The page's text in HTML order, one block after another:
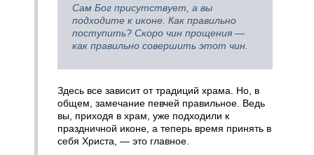
Сам Бог присутствует, а вы
подходите к иконе. Как правильно
поступить? Скоро чин прощения —
как правильно совершить этот чин.
Здесь все зависит от традиций храма. Но, в
общем, замечание певчей правильное. Ведь
вы, приходя в храм, уже подходили к
праздничной иконе, а теперь время принять в
себя Христа, — это главное.